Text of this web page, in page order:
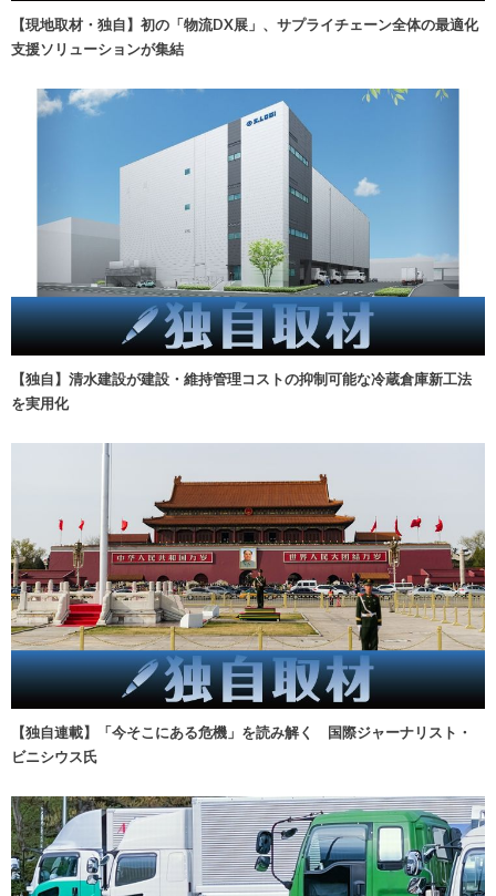
【現地取材・独自】初の「物流DX展」、サプライチェーン全体の最適化
支援ソリューションが集結
【独自】清水建設が建設・維持管理コストの抑制可能な冷蔵倉庫新工法
を実用化
【独自連載】「今そこにある危機」を読み解く 国際ジャーナリスト・
ビニシウス氏